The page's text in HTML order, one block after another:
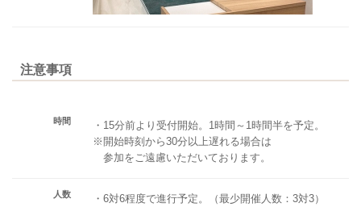
注意事項
時間
・15分前より受付開始。1時間～1時間半を予定。
※開始時刻から30分以上遅れる場合は
参加をご遠慮いただいております。
人数
・6対6程度で進行予定。（最少開催人数：3対3）